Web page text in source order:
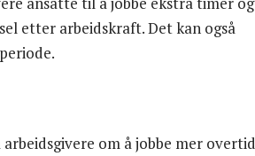
etter arbeidskraft. Det kan også
om å jobbe mer overtid